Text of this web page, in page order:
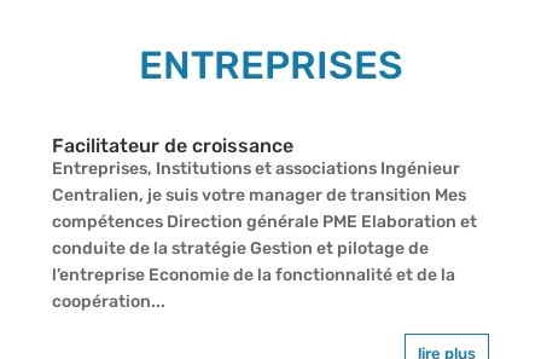
ENTREPRISES
Facilitateur de croissance
Entreprises, Institutions et associations Ingénieur
Centralien, je suis votre manager de transition Mes
compétences Direction générale PME Elaboration et
conduite de la stratégie Gestion et pilotage de
l’entreprise Economie de la fonctionnalité et de la
coopération...
lire plus